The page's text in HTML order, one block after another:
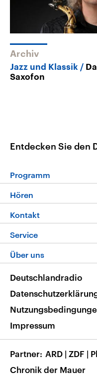
Archiv
Jazz und Klassik
Saxofon
Entdecken Sie den
Programm
Programm
Die Nachrichten
Neue Beiträge
Hören
Livestream
Podcasts
Deutschlandfunk
Nachrichten App
Frequenzen
Kontakt
Hörerservice
Service
FAQ
Veranstaltungen
Musikliste
RSS
Über uns
Barrierefreiheit
Deutschlandradio
Impressum
Partner ARD | ZDF |
Chronik der Mauer